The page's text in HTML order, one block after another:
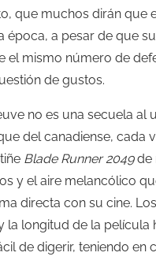
que muchos dirán que
época, a pesar de que
el mismo número de
de gustos.
no es una secuela al
del canadiense, cada
Blade Runner 2049de
y el aire melancólico
directa con su cine.
la longitud de la película
de digerir, teniendo en